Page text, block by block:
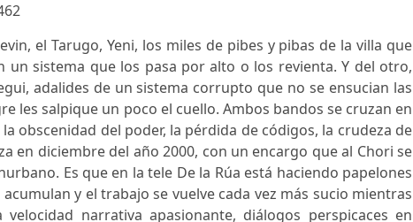
el Tarugo, Yeni, los miles de pibes y pibas de la villa que
un sistema que los pasa por alto o los revienta. Y del otro,
adalides de un sistema corrupto que no se ensucian las
les salpique un poco el cuello. Ambos bandos se cruzan en
obscenidad del poder, la pérdida de códigos, la crudeza de
en diciembre del año 2000, con un encargo que al Chori se
Es que en la tele De la Rúa está haciendo papelones
y el trabajo se vuelve cada vez más sucio mientras
narrativa apasionante, diálogos perspicaces en